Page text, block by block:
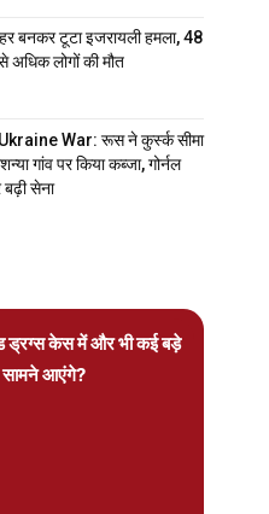
बनकर टूटा इजरायली हमला, 48
अधिक लोगों की मौत
War: रूस ने कुर्स्क सीमा
गांव पर किया कब्जा, गोर्नल
सेना
ड्रग्स केस में और भी कई बड़े
सामने आएंगे?